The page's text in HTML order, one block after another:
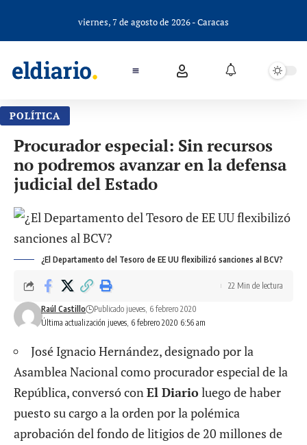
viernes, 7 de agosto de 2026 - Caracas
POLÍTICA
Procurador especial: Sin recursos
no podremos avanzar en la defensa
judicial del Estado
¿El Departamento del Tesoro de EE UU flexibilizó sanciones al BCV?
Última actualización jueves, 6 febrero 2020 6:56 am
Raúl Castillo Publicado jueves, 6 febrero 2020
22 Min de lectura
José Ignacio Hernández, designado por la
Asamblea Nacional como procurador especial de la
República, conversó conEl Diarioluego de haber
puesto su cargo a la orden por la polémica
aprobación del fondo de litigios de 20 millones de